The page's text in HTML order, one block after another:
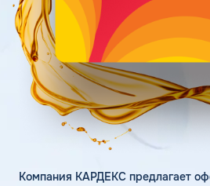
Статьи
Цена бензина и ДТ
Личный кабинет
Карта АЗС
Получить консультацию
Компания КАРДЕКС предлагает